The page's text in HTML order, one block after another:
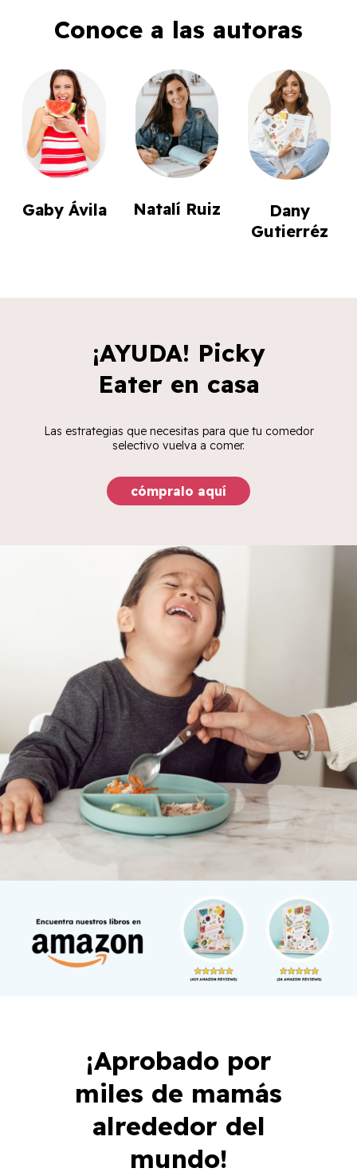
Conoce a las autoras
Gaby Ávila Natalí Ruiz
Dany
Gutierréz
¡AYUDA! Picky
Eater en casa
Las estrategias que necesitas para que tu comedor
selectivo vuelva a comer.
cómpralo aquí
¡Aprobado por
miles de mamás
alrededor del
mundo!